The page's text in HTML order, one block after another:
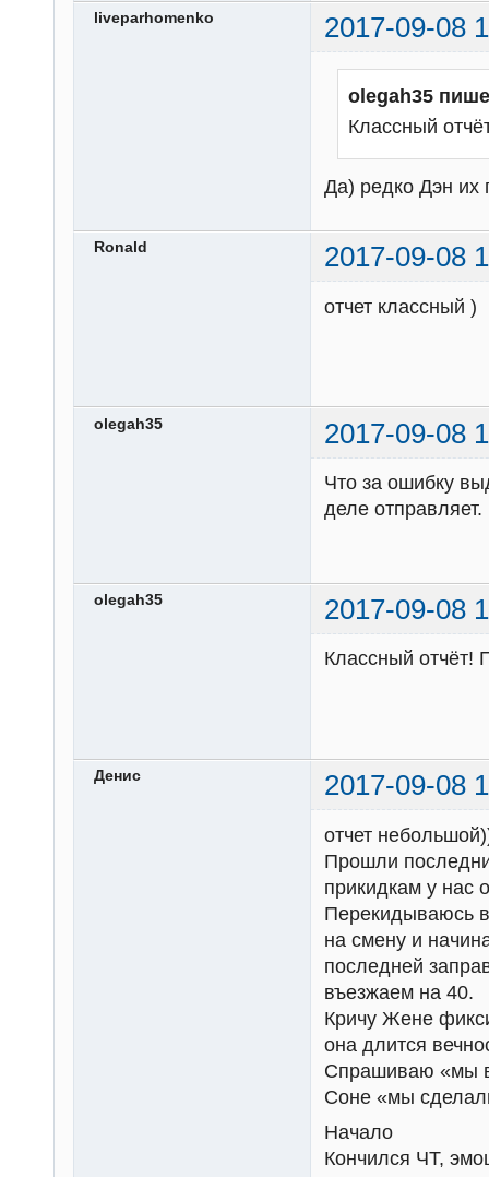
liveparhomenko 2017-09-08
olegah35
Классный
Да) редко Дэн их
Ronald 2017-09-08
отчет классный )
olegah35 2017-09-08
Что за ошибку
деле отправляет.
olegah35 2017-09-08
Классный отчёт!
Денис 2017-09-08
отчет
Прошли
прикидкам у нас
Перекидываюсь
на смену и
последней
въезжаем на 40.
Кричу Жене
она длится
Спрашиваю «мы
Соне «мы
Начало
Кончился ЧТ,